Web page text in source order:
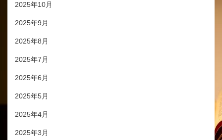
2025年10月
2025年9月
2025年8月
2025年7月
2025年6月
2025年5月
2025年4月
2025年3月